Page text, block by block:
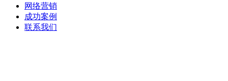
网络营销
成功案例
联系我们